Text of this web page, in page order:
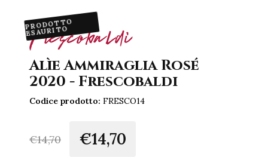
Frescobaldi
Alìe Ammiraglia Rosé
2020 - Frescobaldi
Codice prodotto: FRESCO14
€14,70 €14,70
PRODOTTO
ESAURITO